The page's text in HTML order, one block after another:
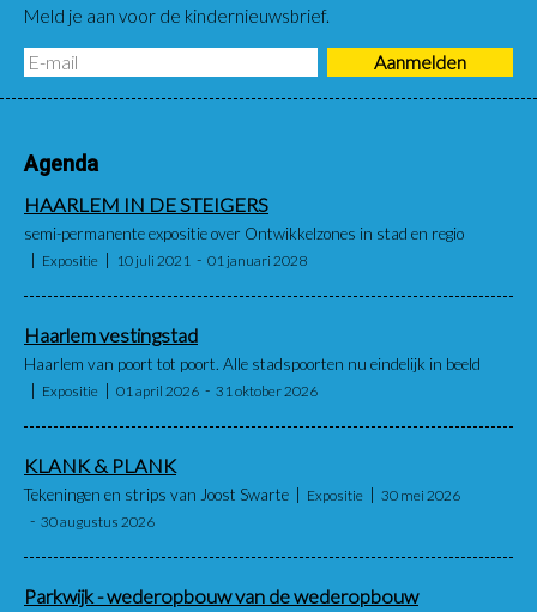
Meld je aan voor de kindernieuwsbrief.
Agenda
HAARLEM IN DE STEIGERS
semi-permanente expositie over Ontwikkelzones in stad en regio
Expositie 10 juli 2021 01 januari 2028
Haarlem vestingstad
Haarlem van poort tot poort. Alle stadspoorten nu eindelijk in beeld
Expositie 01 april 2026 31 oktober 2026
KLANK & PLANK
Tekeningen en strips van Joost Swarte Expositie
30 mei 2026
30 augustus 2026
Parkwijk - wederopbouw van de wederopbouw